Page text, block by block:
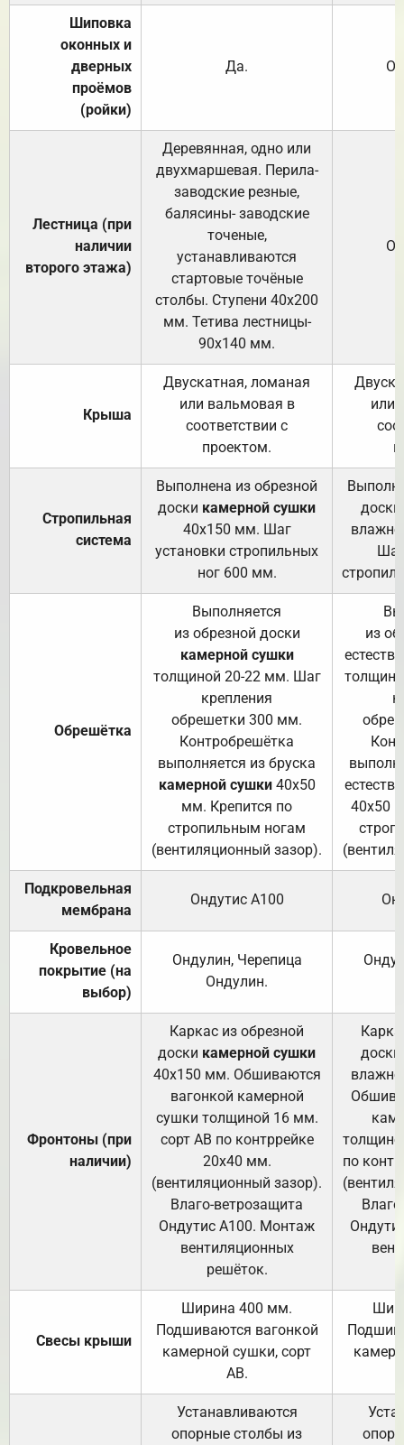
Шиповка
оконных и
дверных
проёмов
(ройки)
Да.
Лестница (при
наличии
второго этажа)
Деревянная, одно или
двухмаршевая. Перила-
заводские резные,
балясины- заводские
точеные,
устанавливаются
стартовые точёные
столбы. Ступени 40х200
мм. Тетива лестницы-
90х140 мм.
Крыша
Двускатная, ломаная
или вальмовая в
соответствии с
проектом.
или
Стропильная
система
Выполнена из обрезной
доски камерной сушки
40х150 мм. Шаг
установки стропильных
ног 600 мм.
доски
Обрешётка
Выполняется
из обрезной доски
камерной сушки
толщиной 20-22 мм. Шаг
крепления
обрешетки 300 мм.
Контробрешётка
выполняется из бруска
камерной сушки40х50
мм. Крепится по
стропильным ногам
(вентиляционный зазор).
из
40х50
Подкровельная
мембрана
Ондутис А100
Кровельное
покрытие (на
выбор)
Ондулин, Черепица
Ондулин.
Фронтоны (при
наличии)
Каркас из обрезной
доски камерной сушки
40х150 мм. Обшиваются
вагонкой камерной
сушки толщиной 16 мм.
сорт АВ по контррейке
20х40 мм.
(вентиляционный зазор).
Влаго-ветрозащита
Ондутис А100. Монтаж
вентиляционных
решёток.
доски
по
Свесы крыши
Ширина 400 мм.
Подшиваются вагонкой
камерной сушки, сорт
АВ.
Устанавливаются
опорные столбы из